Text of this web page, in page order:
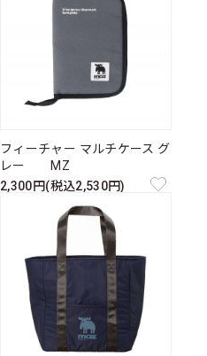
フィーチャー マルチケース グ
レー MZ
2,300円(税込2,530円)